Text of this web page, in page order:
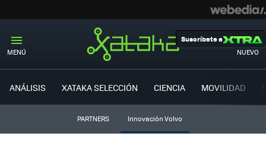
MENÚ NUEVO
Suscríbete a
ANÁLISIS XATAKA SELECCIÓN CIENCIA MOVILIDAD
PARTNERS Innovación Volvo